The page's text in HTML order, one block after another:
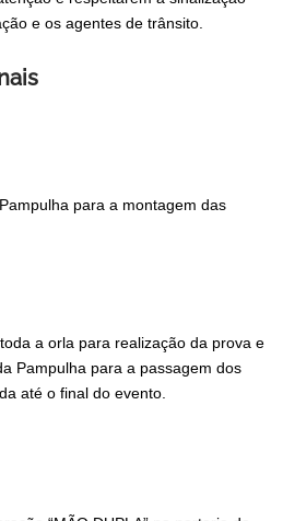
e os agentes de trânsito.
para a montagem das
a orla para realização da prova e
Pampulha para a passagem dos
até o final do evento.